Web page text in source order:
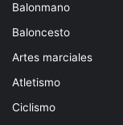
Balonmano
Baloncesto
Artes marciales
Atletismo
Ciclismo